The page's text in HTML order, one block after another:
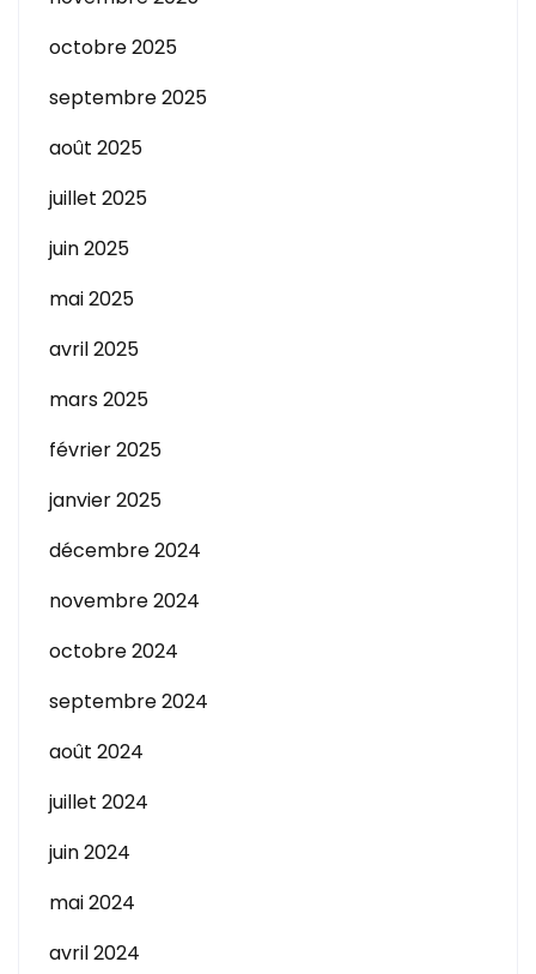
octobre 2025
septembre 2025
août 2025
juillet 2025
juin 2025
mai 2025
avril 2025
mars 2025
février 2025
janvier 2025
décembre 2024
novembre 2024
octobre 2024
septembre 2024
août 2024
juillet 2024
juin 2024
mai 2024
avril 2024